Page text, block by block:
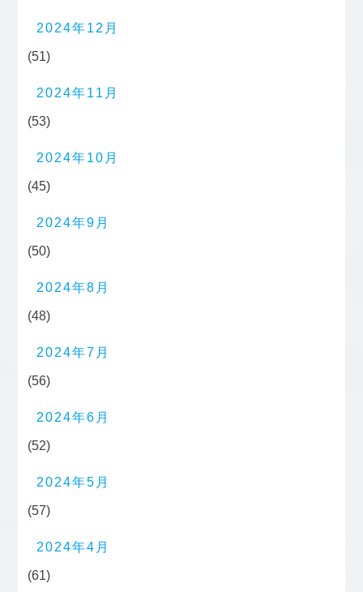
2024年12月
(51)
2024年11月
(53)
2024年10月
(45)
2024年9月
(50)
2024年8月
(48)
2024年7月
(56)
2024年6月
(52)
2024年5月
(57)
2024年4月
(61)